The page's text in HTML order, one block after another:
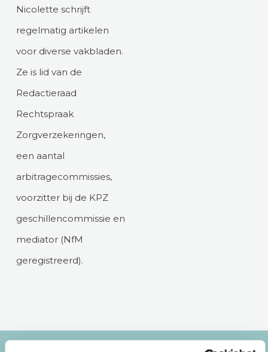
Nicolette schrijft
regelmatig artikelen
voor diverse vakbladen.
Ze is lid van de
Redactieraad
Rechtspraak
Zorgverzekeringen,
een aantal
arbitragecommissies,
voorzitter bij de KPZ
geschillencommissie en
mediator (NfM
geregistreerd).